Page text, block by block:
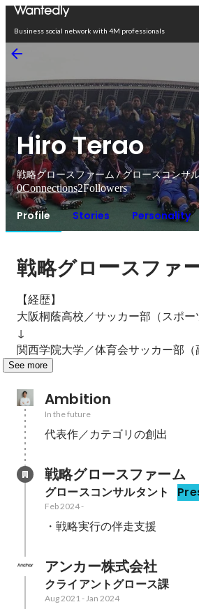
Business social network with 4M professionals
Hiro Terao
戦略グロースファーム / グロースコンサ
0Connections2Followers
Profile Stories Personality
戦略グロースファ
【経歴】
大阪桐蔭高校／サッカー部（スポー
↓
関西学院大学／体育会サッカー部（
See more
Ambition
In the future
代表作／カテゴリの創出
戦略グロースファーム
グロースコンサルタント
Feb 2024-
・戦略実行の伴走支援
アンカー株式会社
クライアントグロース課
Aug 2021-Jan 2024